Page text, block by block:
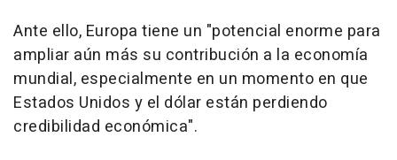
Ante ello, Europa tiene un "potencial enorme para
ampliar aún más su contribución a la economía
mundial, especialmente en un momento en que
Estados Unidos y el dólar están perdiendo
credibilidad económica".